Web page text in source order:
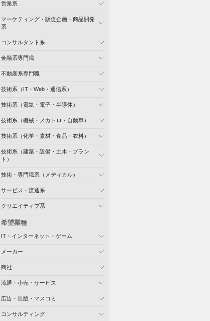
営業系
マーケティング・販促企画・商品開発
系
コンサルタント系
金融系専門職
不動産系専門職
技術系（IT・Web・通信系）
技術系（電気・電子・半導体）
技術系（機械・メカトロ・自動車）
技術系（化学・素材・食品・衣料）
技術系（建築・設備・土木・プラン
ト）
技術・専門職系（メディカル）
サービス・流通系
クリエイティブ系
希望業種
IT・インターネット・ゲーム
メーカー
商社
流通・小売・サービス
広告・出版・マスコミ
コンサルティング